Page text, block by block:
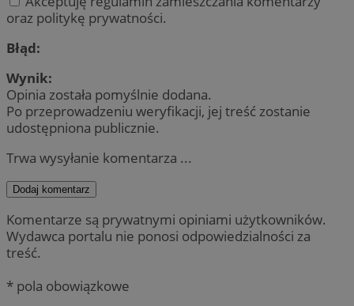
oraz politykę prywatności.
Błąd:
Wynik:
Opinia została pomyślnie dodana.
Po przeprowadzeniu weryfikacji, jej treść zostanie
udostępniona publicznie.
Trwa wysyłanie komentarza ...
Dodaj komentarz
Komentarze są prywatnymi opiniami użytkowników.
Wydawca portalu nie ponosi odpowiedzialności za
treść.
* pola obowiązkowe